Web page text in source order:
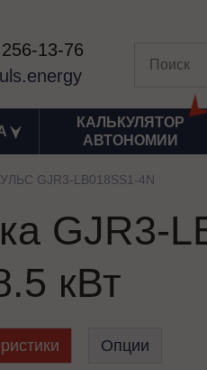
13-76
КАЛЬКУЛЯТОР
АВТОНОМИИ
GJR3-LB018SS1-4N
GJR3-
кВт
Опции